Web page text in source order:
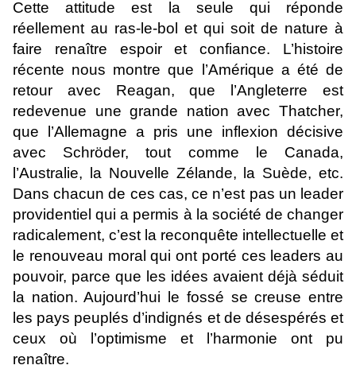
Cette attitude est la seule qui réponde
réellement au ras-le-bol et qui soit de nature à
faire renaître espoir et confiance. L’histoire
récente nous montre que l’Amérique a été de
retour avec Reagan, que l’Angleterre est
redevenue une grande nation avec Thatcher,
que l’Allemagne a pris une inflexion décisive
avec Schröder, tout comme le Canada,
l’Australie, la Nouvelle Zélande, la Suède, etc.
Dans chacun de ces cas, ce n’est pas un leader
providentiel qui a permis à la société de changer
radicalement, c’est la reconquête intellectuelle et
le renouveau moral qui ont porté ces leaders au
pouvoir, parce que les idées avaient déjà séduit
la nation. Aujourd’hui le fossé se creuse entre
les pays peuplés d’indignés et de désespérés et
ceux où l’optimisme et l’harmonie ont pu
renaître.